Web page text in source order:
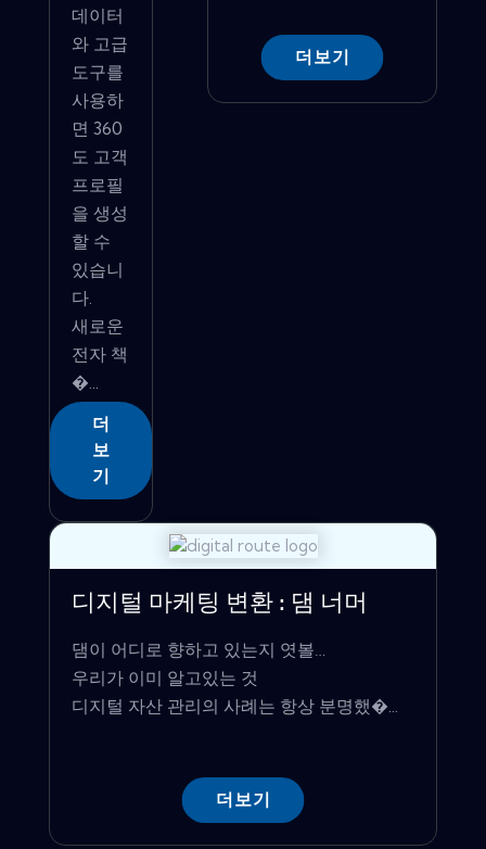
데이터
와 고급
도구를
사용하
면 360
도 고객
프로필
을 생성
할 수
있습니
다.
새로운
전자 책
�...
더
보
기
더보기
디지털 마케팅 변환 : 댐 너머
댐이 어디로 향하고 있는지 엿볼…
우리가 이미 알고있는 것
디지털 자산 관리의 사례는 항상 분명했�...
더보기